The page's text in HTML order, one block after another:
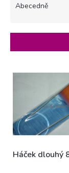
e
r
d
ů
Abecedně
p
r
d
Háček dlouhý